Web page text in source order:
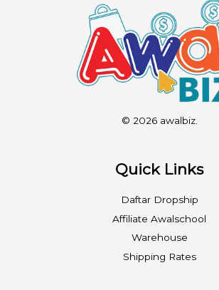
© 2026 awalbiz.
Quick Links
Daftar Dropship
Affiliate Awalschool
Warehouse
Shipping Rates